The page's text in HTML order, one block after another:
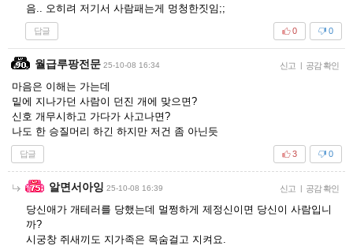
음.. 오히려 저기서 사람패는게 멍청한짓임;;
답글 0
0
월급루팡전문 25-10-08 16:34 신고 | 공감 확인
마음은 이해는 가는데
밑에 지나가던 사람이 던진 개에 맞으면?
신호 개무시하고 가다가 사고나면?
나도 한 승질머리 하긴 하지만 저건 좀 아닌듯
답글 0
3
알면서아잉 25-10-08 16:39 신고 | 공감 확인
당신애가 개테러를 당했는데 멀쩡하게 제정신이면 당신이 사람입니
까?
시궁창 쥐새끼도 지가족은 목숨걸고 지켜요.